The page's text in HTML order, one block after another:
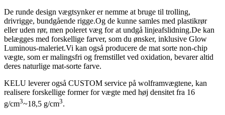
De runde design vægtsynker er nemme at bruge til trolling,
drivrigge, bundgående rigge.Og de kunne samles med plastikrør
eller uden rør, men poleret væg for at undgå linjeafslidning.De kan
belægges med forskellige farver, som du ønsker, inklusive Glow
Luminous-maleriet.Vi kan også producere de mat sorte non-chip
vægte, som er malingsfri og fremstillet ved oxidation, bevarer altid
deres naturlige mat-sorte farve.
KELU leverer også CUSTOM service på wolframvægtene, kan
realisere forskellige former for vægte med høj densitet fra 16
g/cm3~18,5 g/cm3.